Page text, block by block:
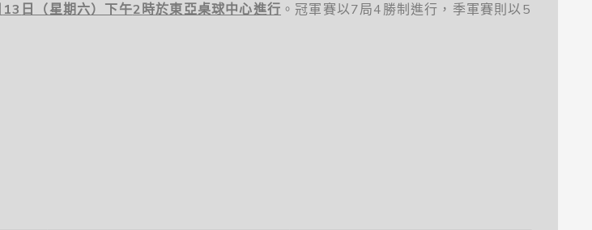
13 日（星期六）下午2時於東亞桌球中心進行 。冠軍賽以7局4勝制進行，季軍賽則以5